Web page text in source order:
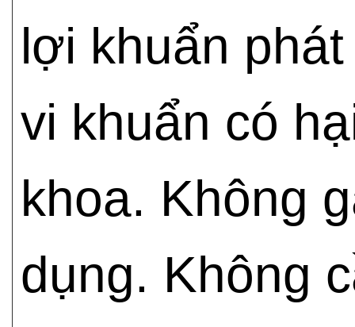
lợi khuẩn
vi khuẩn có
khoa. Không
dụng. Không